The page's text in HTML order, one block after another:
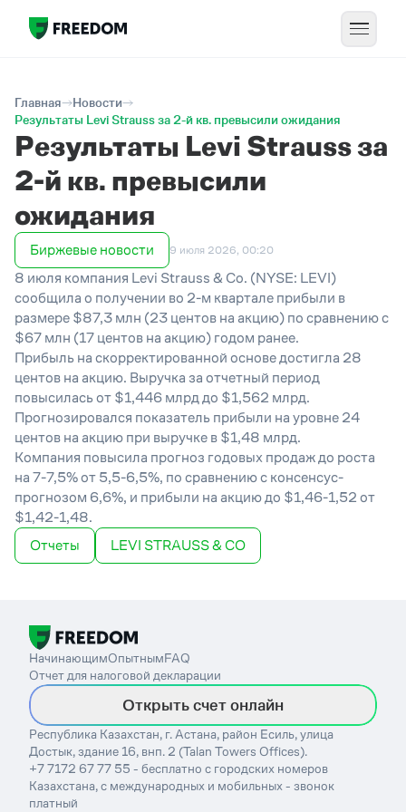
Главная
Новости
Результаты Levi Strauss за 2-й кв. превысили ожидания
Результаты Levi Strauss за
2-й кв. превысили
ожидания
Биржевые новости 9 июля 2026, 00:20
8 июля компания Levi Strauss & Co. (NYSE: LEVI)
сообщила о получении во 2-м квартале прибыли в
размере $87,3 млн (23 центов на акцию) по сравнению с
$67 млн (17 центов на акцию) годом ранее.
Прибыль на скорректированной основе достигла 28
центов на акцию. Выручка за отчетный период
повысилась от $1,446 млрд до $1,562 млрд.
Прогнозировался показатель прибыли на уровне 24
центов на акцию при выручке в $1,48 млрд.
Компания повысила прогноз годовых продаж до роста
на 7-7,5% от 5,5-6,5%, по сравнению с консенсус-
прогнозом 6,6%, и прибыли на акцию до $1,46-1,52 от
$1,42-1,48.
Отчеты
LEVI STRAUSS & CO
НачинающимОпытнымFAQ
Отчет для налоговой декларации
Открыть счет онлайн
Республика Казахстан, г. Астана, район Есиль, улица
Достык, здание 16, внп. 2 (Talan Towers Offices).
+7 7172 67 77 55 - бесплатно с городских номеров
Казахстана, с международных и мобильных - звонок
платный